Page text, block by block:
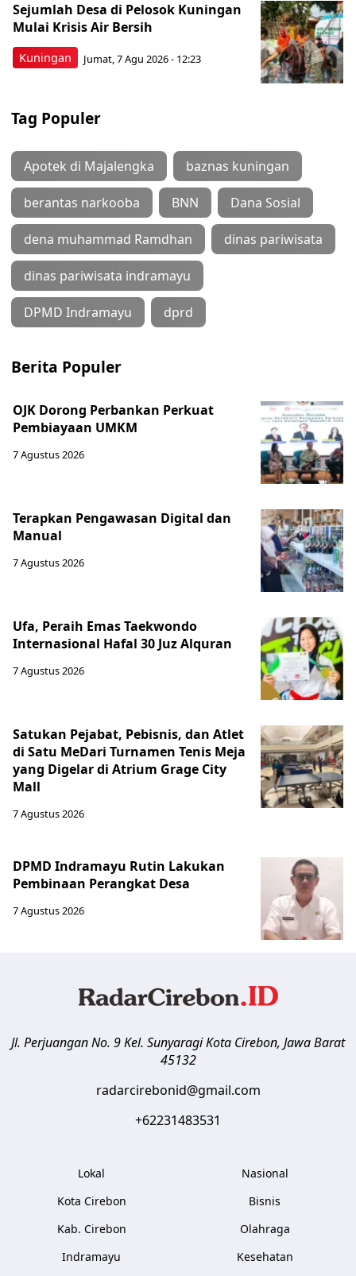
Kuningan
Sejumlah Desa di Pelosok Kuningan
Mulai Krisis Air Bersih
Jumat, 7 Agu 2026 - 12:23
Tag Populer
Apotek di Majalengka baznas kuningan
berantas narkooba BNN Dana Sosial
dena muhammad Ramdhan dinas pariwisata
dinas pariwisata indramayu
DPMD Indramayu dprd
Berita Populer
OJK Dorong Perbankan Perkuat
Pembiayaan UMKM
7 Agustus 2026
Terapkan Pengawasan Digital dan
Manual
7 Agustus 2026
Ufa, Peraih Emas Taekwondo
Internasional Hafal 30 Juz Alquran
7 Agustus 2026
Satukan Pejabat, Pebisnis, dan Atlet
di Satu MeDari Turnamen Tenis Meja
yang Digelar di Atrium Grage City
Mall
7 Agustus 2026
DPMD Indramayu Rutin Lakukan
Pembinaan Perangkat Desa
7 Agustus 2026
Jl. Perjuangan No. 9 Kel. SunyaragiKota Cirebon, Jawa Barat
45132
radarcirebonid@gmail.com
+62231483531
Lokal
Kota Cirebon
Kab. Cirebon
Indramayu
Nasional
Bisnis
Olahraga
Kesehatan